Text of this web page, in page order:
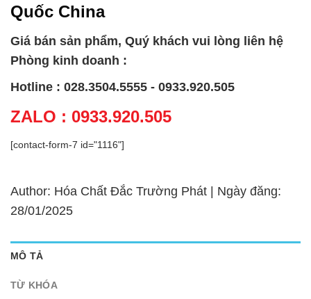
Quốc China
Giá bán sản phẩm, Quý khách vui lòng liên hệ
Phòng kinh doanh :
Hotline : 028.3504.5555 - 0933.920.505
ZALO : 0933.920.505
[contact-form-7 id="1116"]
Author: Hóa Chất Đắc Trường Phát | Ngày đăng:
28/01/2025
MÔ TẢ
TỪ KHÓA